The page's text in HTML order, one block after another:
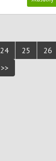
24 25 26
>>